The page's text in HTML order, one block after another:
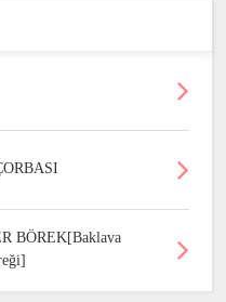
BÖREK[Baklava